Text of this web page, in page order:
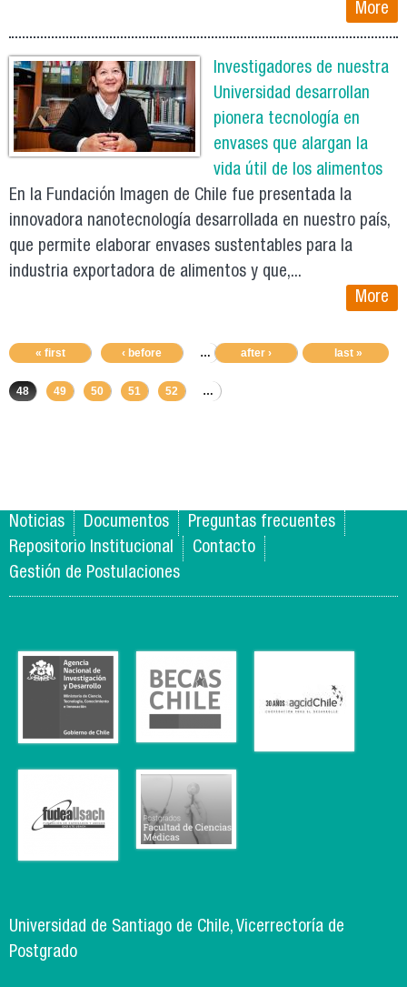
More
Investigadores de nuestra
Universidad desarrollan
pionera tecnología en
envases que alargan la
vida útil de los alimentos
En la Fundación Imagen de Chile fue presentada la
innovadora nanotecnología desarrollada en nuestro país,
que permite elaborar envases sustentables para la
industria exportadora de alimentos y que,...
More
« first ‹ before … 44 47
48 49 50 51 52 …
after › last »
Noticias Documentos
Preguntas frecuentes
Repositorio Institucional
Contacto
Gestión de Postulaciones
Universidad de Santiago de Chile, Vicerrectoría de
Postgrado